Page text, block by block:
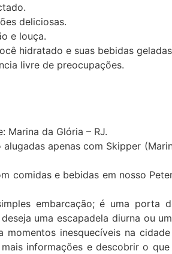
deliciosas.
e louça.
hidratado e suas bebidas
livre de preocupações.
Marina da Glória – RJ.
apenas com Skipper
comidas e bebidas em nosso
embarcação; é uma porta
uma escapadela diurna ou
inesquecíveis na
informações e descobrir o